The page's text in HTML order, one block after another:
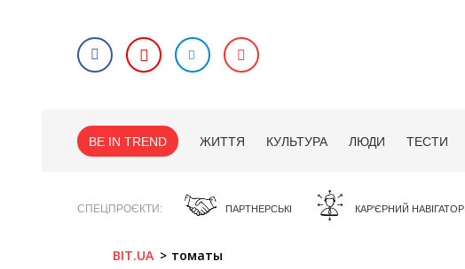
BE IN TREND ЖИТТЯ КУЛЬТУРА ЛЮДИ ТЕСТИ
СПЕЦПРОЄКТИ ПАРТНЕРСЬКІ КАР'ЄРНИЙ НАВІГАТОР
BIT.UA томаты